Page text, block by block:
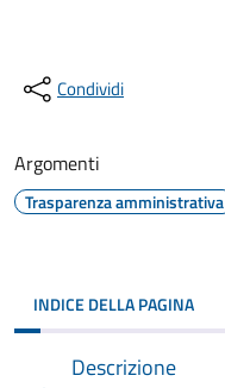
Condividi
Argomenti
Trasparenza amministrativa
INDICE DELLA PAGINA
Descrizione